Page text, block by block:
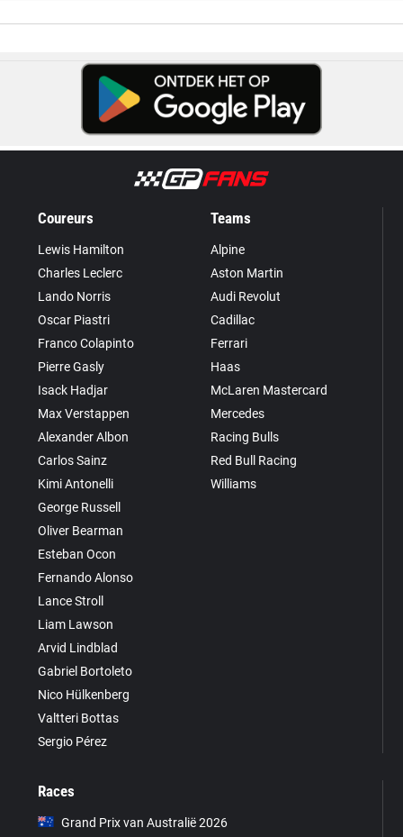
Coureurs
Lewis Hamilton
Charles Leclerc
Lando Norris
Oscar Piastri
Franco Colapinto
Pierre Gasly
Isack Hadjar
Max Verstappen
Alexander Albon
Carlos Sainz
Kimi Antonelli
George Russell
Oliver Bearman
Esteban Ocon
Fernando Alonso
Lance Stroll
Liam Lawson
Arvid Lindblad
Gabriel Bortoleto
Nico Hülkenberg
Valtteri Bottas
Sergio Pérez
Teams
Alpine
Aston Martin
Audi Revolut
Cadillac
Ferrari
Haas
McLaren Mastercard
Mercedes
Racing Bulls
Red Bull Racing
Williams
Races
Grand Prix van Australië 2026